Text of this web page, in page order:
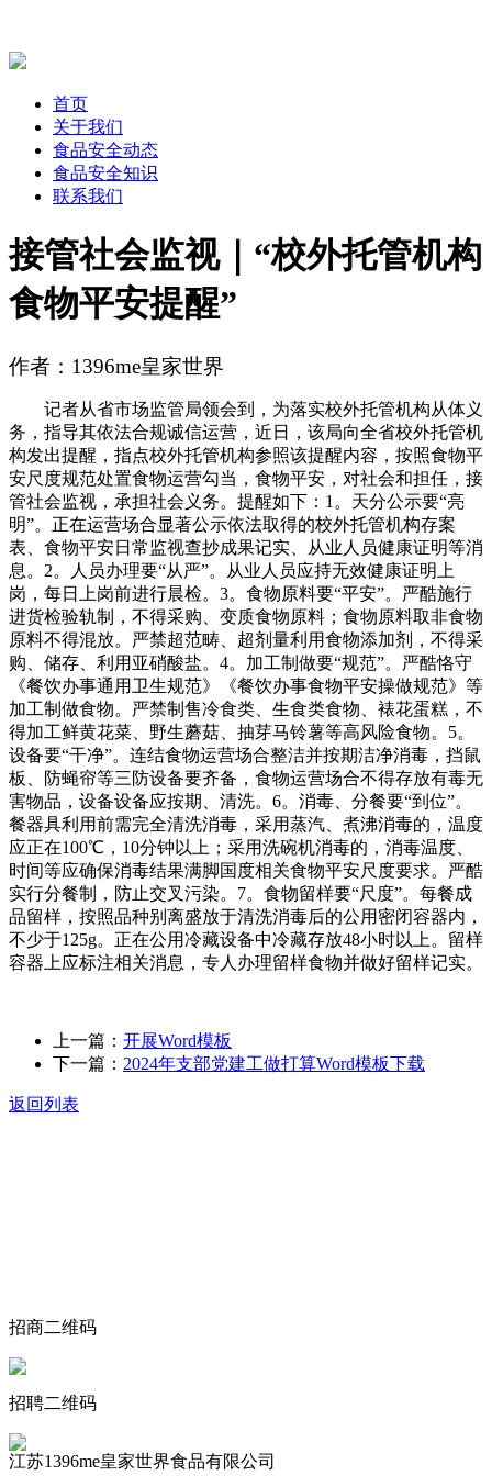
首页
关于我们
食品安全动态
食品安全知识
联系我们
接管社会监视｜“校外托管机构
食物平安提醒”
作者：1396me皇家世界
记者从省市场监管局领会到，为落实校外托管机构从体义
务，指导其依法合规诚信运营，近日，该局向全省校外托管机
构发出提醒，指点校外托管机构参照该提醒内容，按照食物平
安尺度规范处置食物运营勾当，食物平安，对社会和担任，接
管社会监视，承担社会义务。提醒如下：1。天分公示要“亮
明”。正在运营场合显著公示依法取得的校外托管机构存案
表、食物平安日常监视查抄成果记实、从业人员健康证明等消
息。2。人员办理要“从严”。从业人员应持无效健康证明上
岗，每日上岗前进行晨检。3。食物原料要“平安”。严酷施行
进货检验轨制，不得采购、变质食物原料；食物原料取非食物
原料不得混放。严禁超范畴、超剂量利用食物添加剂，不得采
购、储存、利用亚硝酸盐。4。加工制做要“规范”。严酷恪守
《餐饮办事通用卫生规范》《餐饮办事食物平安操做规范》等
加工制做食物。严禁制售冷食类、生食类食物、裱花蛋糕，不
得加工鲜黄花菜、野生蘑菇、抽芽马铃薯等高风险食物。5。
设备要“干净”。连结食物运营场合整洁并按期洁净消毒，挡鼠
板、防蝇帘等三防设备要齐备，食物运营场合不得存放有毒无
害物品，设备设备应按期、清洗。6。消毒、分餐要“到位”。
餐器具利用前需完全清洗消毒，采用蒸汽、煮沸消毒的，温度
应正在100℃，10分钟以上；采用洗碗机消毒的，消毒温度、
时间等应确保消毒结果满脚国度相关食物平安尺度要求。严酷
实行分餐制，防止交叉污染。7。食物留样要“尺度”。每餐成
品留样，按照品种别离盛放于清洗消毒后的公用密闭容器内，
不少于125g。正在公用冷藏设备中冷藏存放48小时以上。留样
容器上应标注相关消息，专人办理留样食物并做好留样记实。
上一篇： 开展Word模板
下一篇： 2024年支部党建工做打算Word模板下载
返回列表
招商二维码
招聘二维码
江苏1396me皇家世界食品有限公司